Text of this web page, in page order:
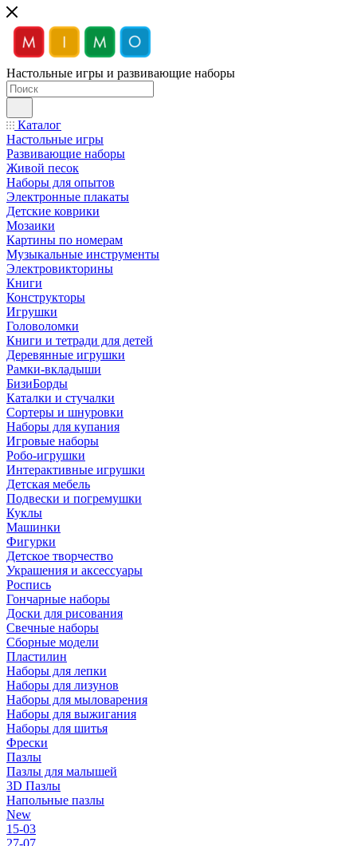
Настольные игры и развивающие наборы
Каталог
Настольные игры
Развивающие наборы
Живой песок
Наборы для опытов
Электронные плакаты
Детские коврики
Мозаики
Картины по номерам
Музыкальные инструменты
Электровикторины
Книги
Конструкторы
Игрушки
Головоломки
Книги и тетради для детей
Деревянные игрушки
Рамки-вкладыши
БизиБорды
Каталки и стучалки
Сортеры и шнуровки
Наборы для купания
Игровые наборы
Робо-игрушки
Интерактивные игрушки
Детская мебель
Подвески и погремушки
Куклы
Машинки
Фигурки
Детское творчество
Украшения и аксессуары
Роспись
Гончарные наборы
Доски для рисования
Свечные наборы
Сборные модели
Пластилин
Наборы для лепки
Наборы для лизунов
Наборы для мыловарения
Наборы для выжигания
Наборы для шитья
Фрески
Пазлы
Пазлы для малышей
3D Пазлы
Напольные пазлы
New
15-03
27-07